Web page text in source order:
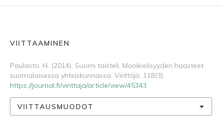
VIITTAAMINEN
Paulasto, H. (2014). Suomi taisteli. Monikielisyyden haasteet
suomalaisessa yhteiskunnassa. Virittäjä, 118(3).
https://journal.fi/virittaja/article/view/45343
VIITTAUSMUODOT